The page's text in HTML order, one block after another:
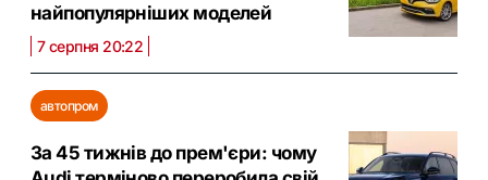
найпопулярніших моделей
7 серпня 20:22
автопром
За 45 тижнів до прем'єри: чому